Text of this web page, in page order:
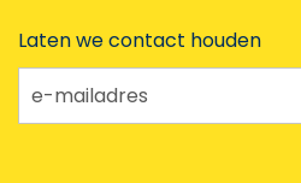
Laten we contact houden
e-mailadres